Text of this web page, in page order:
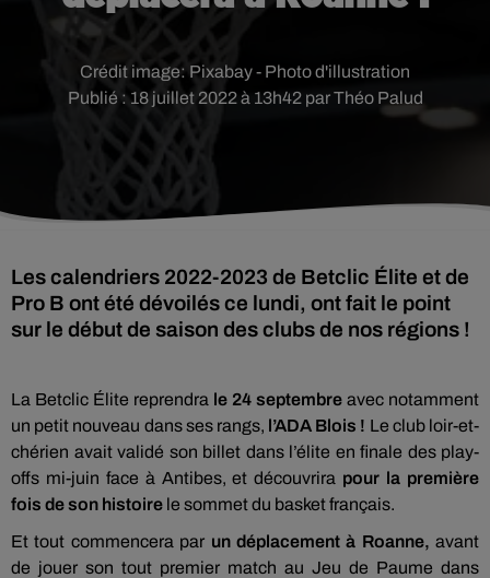
Publié : 18 juillet 2022 à 13h42 par Théo Palud
Crédit image: Pixabay - Photo d'illustration
Les calendriers 2022-2023 de Betclic Élite et de
Pro B ont été dévoilés ce lundi, ont fait le point
sur le début de saison des clubs de nos régions !
La Betclic Élite reprendra le 24 septembre avec notamment
un petit nouveau dans ses rangs, l’ADA Blois ! Le club loir-et-
chérien avait validé son billet dans l’élite en finale des play-
offs mi-juin face à Antibes, et découvrira pour la première
fois de son histoire le sommet du basket français.
Et tout commencera par un déplacement à Roanne, avant
de jouer son tout premier match au Jeu de Paume dans